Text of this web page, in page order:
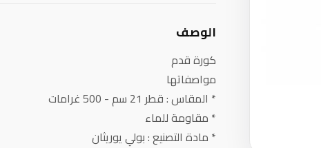
الوصف
كورة قدم
مواصفاتها
* المقاس : قطر 21 سم - 500 غرامات
* مقاومة للماء
* مادة التصنيع : بولي يوريثان